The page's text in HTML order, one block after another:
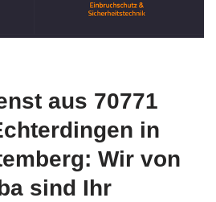
aus 70771
in
Wir von
sind Ihr